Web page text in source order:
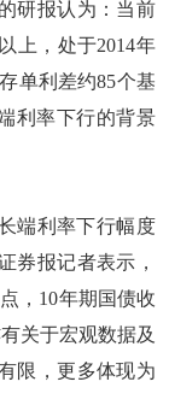
研报认为：当前
上，处于2014年
单利差约85个基
利率下行的背景
端利率下行幅度
券报记者表示，
，10年期国债收
关于宏观数据及
限，更多体现为